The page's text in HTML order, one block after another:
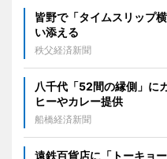
皆野で「タイムスリップ
い添える
秩父経済新聞
八千代「52間の縁側」
ヒーやカレー提供
船橋経済新聞
遠鉄百貨店に「トーキョ